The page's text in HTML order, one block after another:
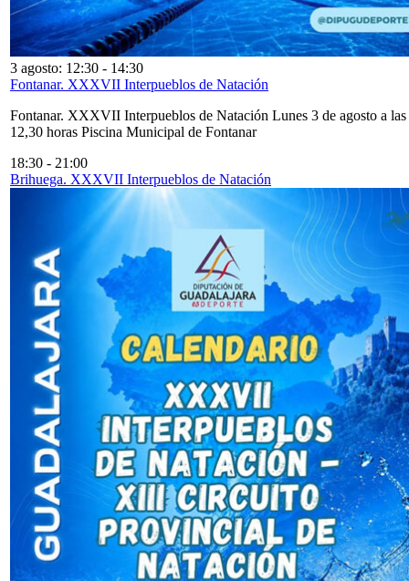
3 agosto: 12:30 - 14:30
Fontanar. XXXVII Interpueblos de Natación
Fontanar. XXXVII Interpueblos de Natación Lunes 3 de agosto a las
12,30 horas Piscina Municipal de Fontanar
18:30 - 21:00
Brihuega. XXXVII Interpueblos de Natación